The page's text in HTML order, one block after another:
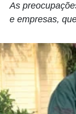
As
e empresas,